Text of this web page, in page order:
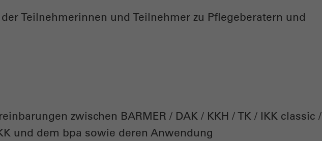
Teilnehmerinnen und Teilnehmer zu Pflegeberatern und
zwischen BARMER / DAK / KKH / TK / IKK classic /
und dem bpa sowie deren Anwendung